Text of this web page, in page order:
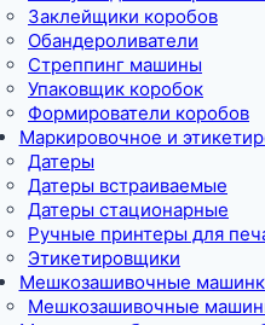
Заклейщики коробов
Обандероливатели
Стреппинг машины
Упаковщик коробок
Формирователи коробов
Маркировочное и
Датеры
Датеры встраиваемые
Датеры стационарные
Ручные принтеры для
Этикетировщики
Мешкозашивочные
Мешкозашивочные